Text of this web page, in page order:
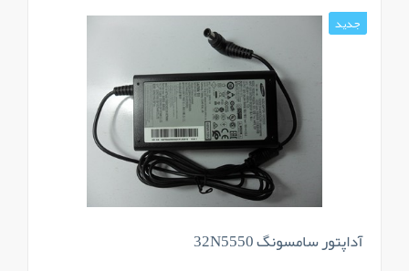
جدید
آداپتور سامسونگ 32N5550